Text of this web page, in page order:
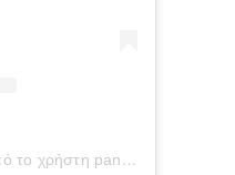
Η δημοσίευση κοινοποιήθηκε από το χρήστη panionianea.gr (@panionianea.gr)